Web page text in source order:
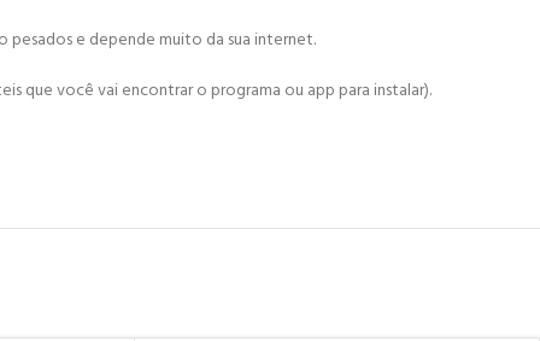
pesados e depende muito da sua internet.
que você vai encontrar o programa ou app para instalar).